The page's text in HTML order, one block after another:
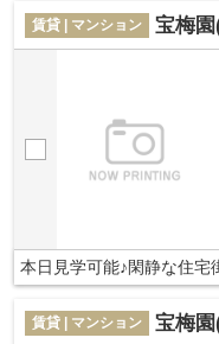
賃貸 | マンション 宝梅
本日見学可能♪閑静な住宅
賃貸 | マンション 宝梅